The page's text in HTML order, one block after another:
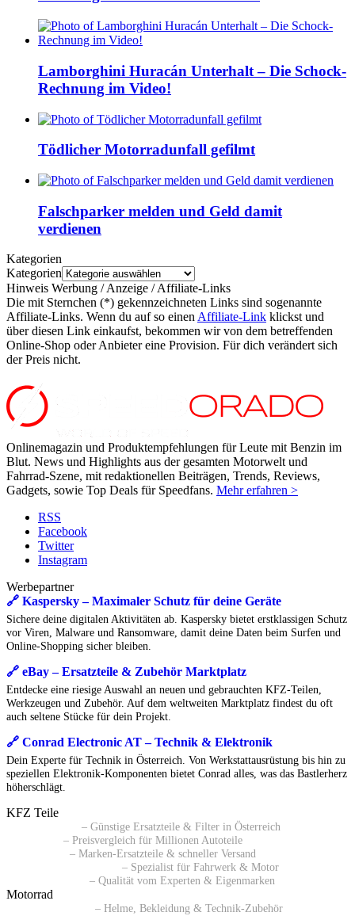
Lamborghini Huracán Unterhalt – Die Schock-
Rechnung im Video!
Tödlicher Motorradunfall gefilmt
Falschparker melden und Geld damit
verdienen
Kategorien
Kategorien
Hinweis Werbung / Anzeige / Affiliate-Links
Die mit Sternchen (*) gekennzeichneten Links sind sogenannte
Affiliate-Links. Wenn du auf so einenAffiliate-Link klickst und
über diesen Link einkaufst, bekommen wir von dem betreffenden
Online-Shop oder Anbieter eine Provision. Für dich verändert sich
der Preis nicht.
Onlinemagazin und Produktempfehlungen für Leute mit Benzin im
Blut. News und Highlights aus der gesamten Motorwelt und
Fahrrad-Szene, mit redaktionellen Beiträgen, Trends, Reviews,
Gadgets, sowie Top Deals für Speedfans. Mehr erfahren >
RSS
Facebook
Twitter
Instagram
Werbepartner
🔗 Kaspersky – Maximaler Schutz für deine Geräte
Sichere deine digitalen Aktivitäten ab. Kaspersky bietet erstklassigen Schutz
vor Viren, Malware und Ransomware, damit deine Daten beim Surfen und
Online-Shopping sicher bleiben.
🔗 eBay – Ersatzteile & Zubehör Marktplatz
Entdecke eine riesige Auswahl an neuen und gebrauchten KFZ-Teilen,
Werkzeugen und Zubehör. Auf dem weltweiten Marktplatz findest du oft
auch seltene Stücke für dein Projekt.
🔗 Conrad Electronic AT – Technik & Elektronik
Dein Experte für Technik in Österreich. Von Werkstattausrüstung bis hin zu
speziellen Elektronik-Komponenten bietet Conrad alles, was das Bastlerherz
höherschlägt.
KFZ Teile
– Günstige Ersatzteile & Filter in Österreich
– Preisvergleich für Millionen Autoteile
– Marken-Ersatzteile & schneller Versand
– Spezialist für Fahrwerk & Motor
– Qualität vom Experten & Eigenmarken
Motorrad
– Helme, Bekleidung & Technik-Zubehör